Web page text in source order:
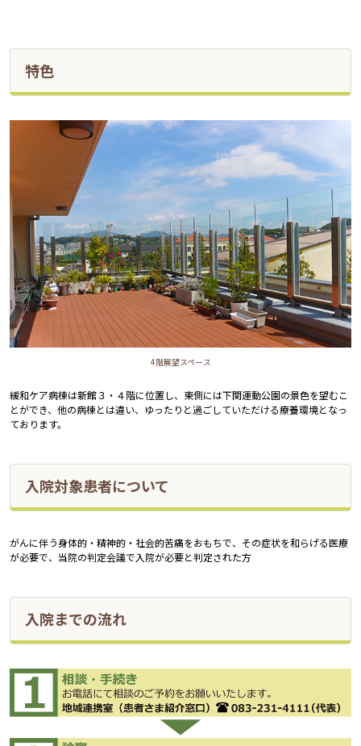
特色
4階展望スペース
緩和ケア病棟は新館３・４階に位置し、東側には下関運動公園の景色を望むこ
とができ、他の病棟とは違い、ゆったりと過ごしていただける療養環境となっ
ております。
入院対象患者について
がんに伴う身体的・精神的・社会的苦痛をおもちで、その症状を和らげる医療
が必要で、当院の判定会議で入院が必要と判定された方
入院までの流れ